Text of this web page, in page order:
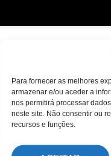
Para fornecer as melhores
armazenar e/ou aceder a
nos permitirá processar
neste site. Não consentir ou
recursos e funções.
O comando ‘Scale’
Para alterar a escala
escala desejada;
O ‘Scale’ irá modificar
para adicionar as